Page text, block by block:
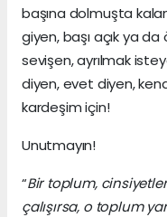
başına dolmuşta
giyen, başı açık ya
sevişen, ayrılmak
diyen, evet diyen,
kardeşim için!
Unutmayın!
“Bir toplum,
çalışırsa, o toplum